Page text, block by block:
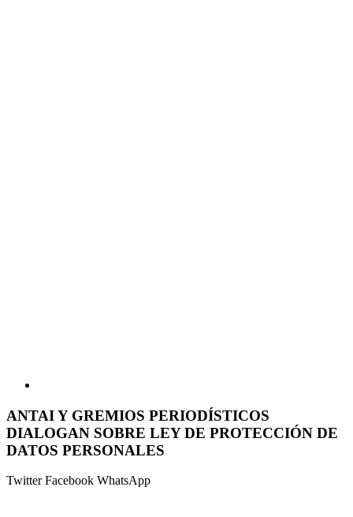
ANTAI Y GREMIOS PERIODÍSTICOS
DIALOGAN SOBRE LEY DE PROTECCIÓN DE
DATOS PERSONALES
TwitterFacebook WhatsApp